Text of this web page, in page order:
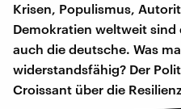
Krisen, Populismus,
Demokratien weltweit
auch die deutsche. Was
widerstandsfähig? Der
Croissant über die